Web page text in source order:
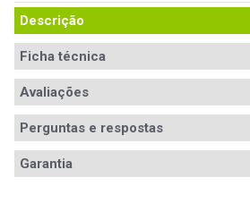
Descrição
Ficha técnica
Avaliações
Avaliações
Perguntas e respostas
Garantia